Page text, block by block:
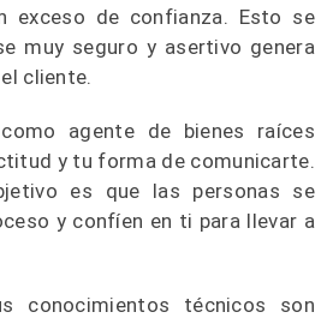
exceso de confianza. Esto se
muy seguro y asertivo genera
cliente.
agente de bienes raíces
y tu forma de comunicarte.
es que las personas se
y confíen en ti para llevar a
conocimientos técnicos son